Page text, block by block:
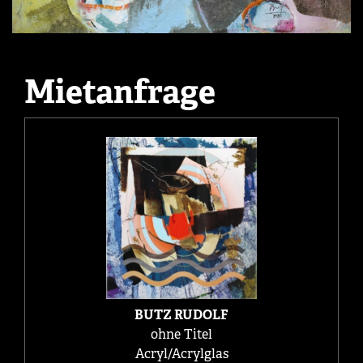
Mietanfrage
BUTZ RUDOLF
ohne Titel
Acryl/Acrylglas